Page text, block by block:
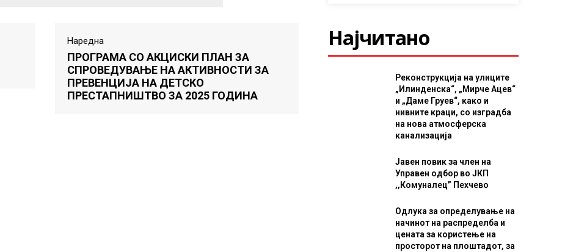
Наредна
ПРОГРАМА СО АКЦИСКИ ПЛАН ЗА
СПРОВЕДУВАЊЕ НА АКТИВНОСТИ ЗА
ПРЕВЕНЦИЈА НА ДЕТСКО
ПРЕСТАПНИШТВО ЗА 2025 ГОДИНА
Најчитано
Реконструкција на улиците
„Илинденска“, „Мирче Ацев“
и „Даме Груев“, како и
нивните краци, со изградба
на нова атмосферска
канализација
Јавен повик за член на
Управен одбор во ЈКП
,,Комуналец” Пехчево
Одлука за определување на
начинот на распределба и
цената за користење на
просторот на плоштадот, за